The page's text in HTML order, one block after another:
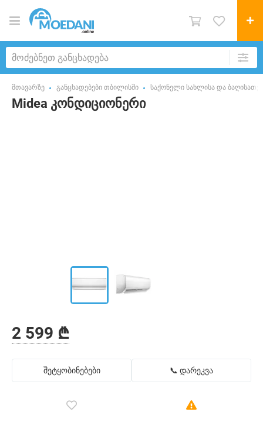
მთავარზე განცხადებები თბილისში საქონელი სახლისა და
Midea კონდიციონერი
2 599 ₾
შეტყობინებები 📞 დარეკვა